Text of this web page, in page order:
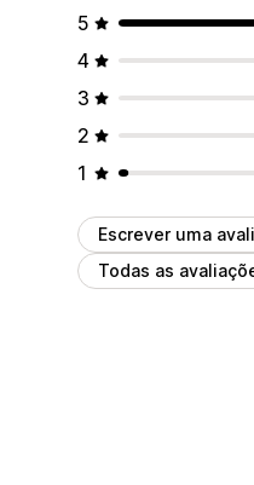
5
4
3
2
1
Escrever uma
Todas as